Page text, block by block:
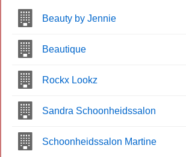
Beauty by Jennie
Beautique
Rockx Lookz
Sandra Schoonheidssalon
Schoonheidssalon Martine